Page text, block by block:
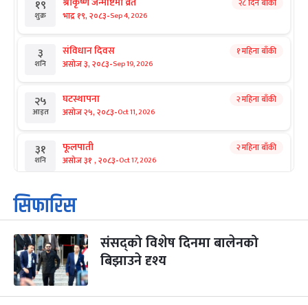
१९
शुक्र भाद्र १९, २०८३-Sep 4, 2026
३
शनि
संविधान दिवस
असोज ३, २०८३-Sep 19, 2026
१ महिना बाँकी
२५
आइत
घटस्थापना
असोज २५, २०८३-Oct 11, 2026
२ महिना बाँकी
३१
शनि
फूलपाती
असोज ३१ , २०८३-Oct 17, 2026
२ महिना बाँकी
१
आइत
कार्तिक सङ्क्रान्ति
कार्तिक १, २०८३
३
मंगल
महानवमी
कार्तिक ३, २०८३-Oct 20, 2026
२ महिना बाँकी
४
सिफारिस
संसद्को विशेष दिनमा बालेनको
बिझाउने दृश्य